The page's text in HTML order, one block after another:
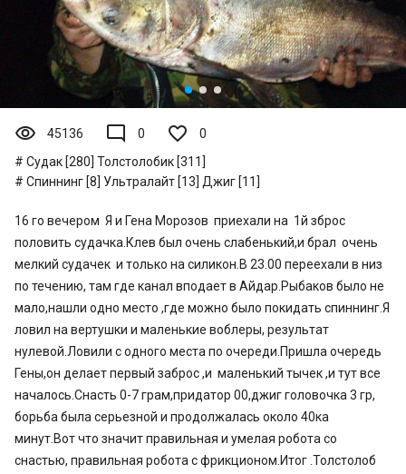
visibility 45136 mode_comment 0
0
Судак [280] Толстолобик [311]
Спиннинг [8] Ультралайт [13] Джиг [11]
16 го вечером Я и Гена Морозов приехали на 1й зброс
половить судачка.Клев был очень слабенький,и брал очень
мелкий судачек и только на силикон.В 23.00 переехали в низ
по течению, там где канал вподает в Айдар.Рыбаков было не
мало,нашли одно место ,где можно было покидать спиннинг.Я
ловил на вертушки и маленькие воблеры, результат
нулевой.Ловили с одного места по очереди.Пришла очередь
Гены,он делает первый заброс ,и маленький тычек ,и тут все
началось.Снасть 0-7 грам,придатор 00,джиг головочка 3 гр,
борьба была серьезной и продолжалась около 40ка
минут.Вот что значит правильная и умелая робота со
снастью, правильная робота с фрикционом.Итог .Толстолоб